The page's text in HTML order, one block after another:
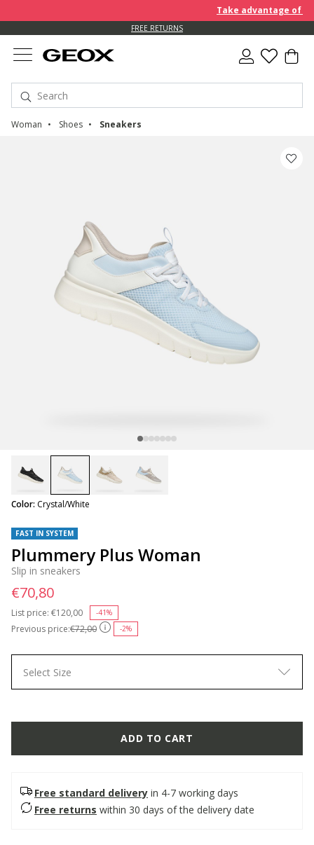
Take advantage of an
FREE RETURNS
Woman Shoes Sneakers
FAST IN SYSTEM
Plummery Plus Woman
Slip in sneakers
Previous price:€72,00 -2%
List price: Price reduced from
€120,00 -41%
€70,80
Color: Crystal/White
selected
Select Size
ADD TO CART
Free standard delivery in 4-7 working days
Free returns within 30 days of the delivery date